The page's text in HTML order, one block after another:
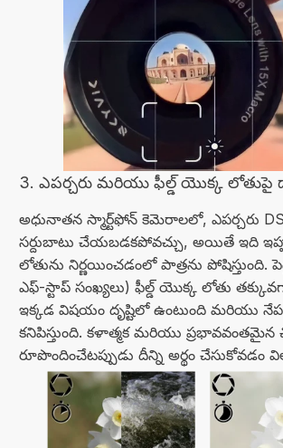
3. ఎపర్చరు మరియు ఫీల్డ్ యొక్క లోతుపై
అధునాతన స్మార్ట్‌ఫోన్ కెమెరాలలో, ఎపర్చరు
సర్దుబాటు చేయబడకపోవచ్చు, అయితే ఇది
లోతును నిర్ణయించడంలో పాత్రను పోషిస్తుంది.
ఎఫ్-స్టాప్ సంఖ్యలు) ఫీల్డ్ యొక్క లోతు
ఇక్కడ విషయం దృష్టిలో ఉంటుంది మరియు
కనిపిస్తుంది. కళాత్మక మరియు ప్రభావవంతమైన
రూపొందించేటప్పుడు దీన్ని అర్థం చేసుకోవడం